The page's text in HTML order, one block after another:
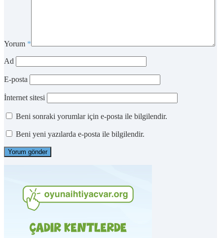
Yorum *
Ad
E-posta
İnternet sitesi
Beni sonraki yorumlar için e-posta ile bilgilendir.
Beni yeni yazılarda e-posta ile bilgilendir.